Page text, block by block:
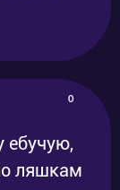
0
ебучую,
ляшкам